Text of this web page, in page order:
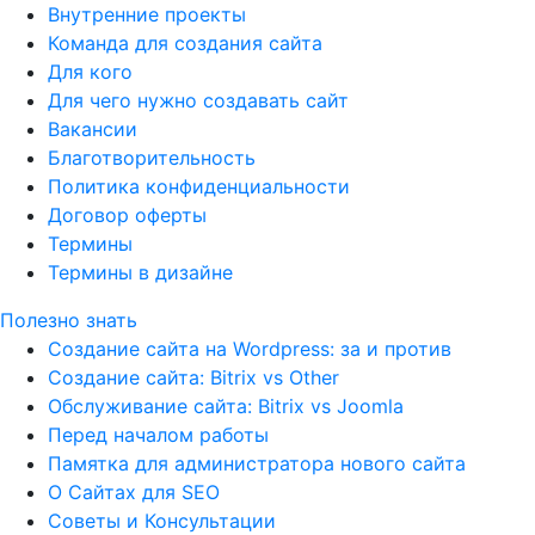
Внутренние проекты
Команда для создания сайта
Для кого
Для чего нужно создавать сайт
Вакансии
Благотворительность
Политика конфиденциальности
Договор оферты
Термины
Термины в дизайне
Полезно знать
Создание сайта на Wordpress: за и против
Создание сайта: Bitrix vs Other
Обслуживание сайта: Bitrix vs Joomla
Перед началом работы
Памятка для администратора нового сайта
О Сайтах для SEO
Советы и Консультации